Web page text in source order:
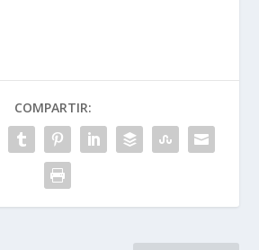
COMPARTIR: